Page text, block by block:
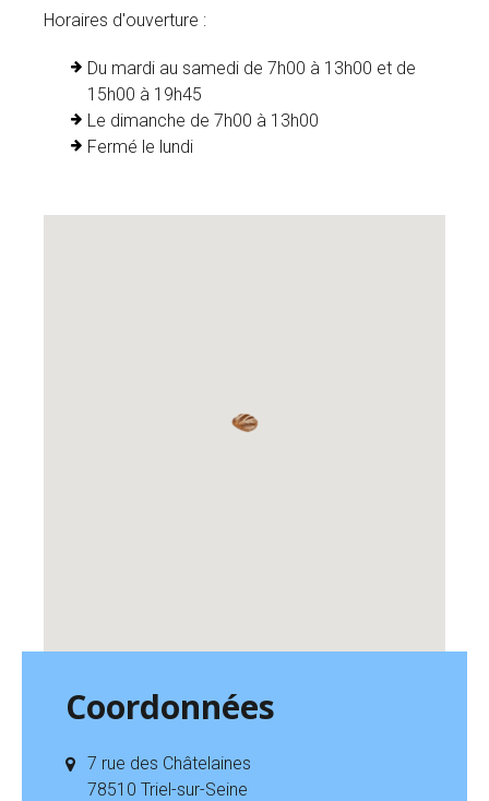
Horaires d'ouverture :
Du mardi au samedi de 7h00 à 13h00 et de
15h00 à 19h45
Le dimanche de 7h00 à 13h00
Fermé le lundi
Coordonnées
7 rue des Châtelaines
78510 Triel-sur-Seine